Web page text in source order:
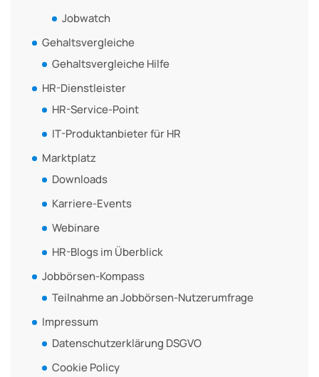
Jobwatch
Gehaltsvergleiche
Gehaltsvergleiche Hilfe
HR-Dienstleister
HR-Service-Point
IT-Produktanbieter für HR
Marktplatz
Downloads
Karriere-Events
Webinare
HR-Blogs im Überblick
Jobbörsen-Kompass
Teilnahme an Jobbörsen-Nutzerumfrage
Impressum
Datenschutzerklärung DSGVO
Cookie Policy